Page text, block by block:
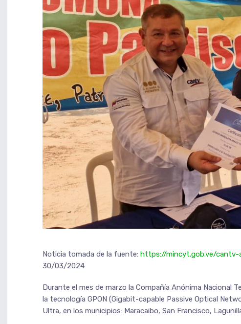
Noticia tomada de la fuente: https://mincyt.gob.ve/cantv-
30/03/2024
Durante el mes de marzo la Compañía Anónima Nacional
la tecnología GPON (Gigabit-capable Passive Optical
Ultra, en los municipios: Maracaibo, San Francisco,